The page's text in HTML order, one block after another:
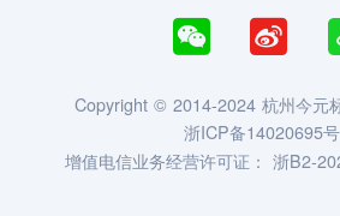
 
Copyright © 2014-2024 杭州今元
浙ICP备14020695
增值电信业务经营许可证： 浙B2-